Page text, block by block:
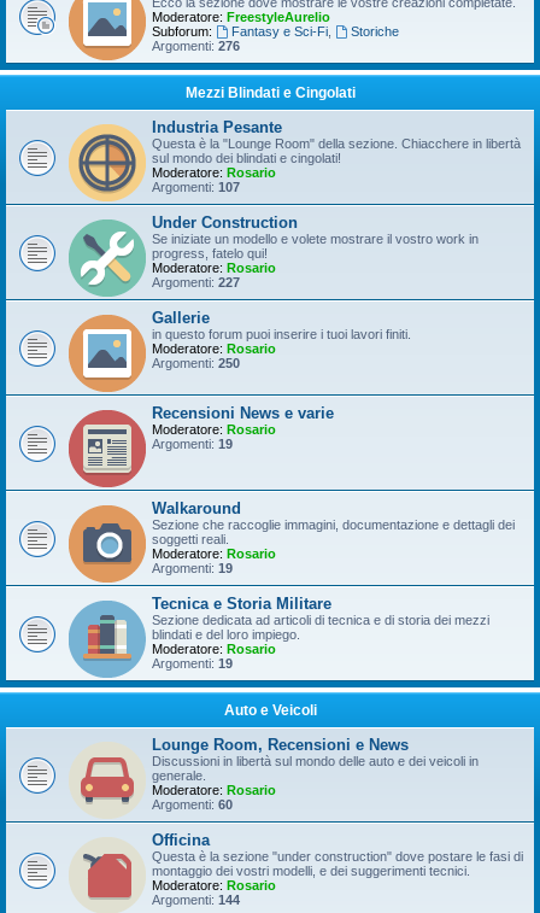
Moderatore: FreestyleAurelio
Subforum:
Fantasy e Sci-Fi,
Storiche
Argomenti: 276
Mezzi Blindati e Cingolati
Industria Pesante
Questa è la "Lounge Room" della sezione. Chiacchere in libertà
sul mondo dei blindati e cingolati!
Moderatore: Rosario
Argomenti: 107
Under Construction
Se iniziate un modello e volete mostrare il vostro work in
progress, fatelo qui!
Moderatore: Rosario
Argomenti: 227
Gallerie
in questo forum puoi inserire i tuoi lavori finiti.
Moderatore: Rosario
Argomenti: 250
Recensioni News e varie
Moderatore: Rosario
Argomenti: 19
Walkaround
Sezione che raccoglie immagini, documentazione e dettagli dei
soggetti reali.
Moderatore: Rosario
Argomenti: 19
Tecnica e Storia Militare
Sezione dedicata ad articoli di tecnica e di storia dei mezzi
blindati e del loro impiego.
Moderatore: Rosario
Argomenti: 19
Auto e Veicoli
Lounge Room, Recensioni e News
Discussioni in libertà sul mondo delle auto e dei veicoli in
generale.
Moderatore: Rosario
Argomenti: 60
Officina
Questa è la sezione "under construction" dove postare le fasi di
montaggio dei vostri modelli, e dei suggerimenti tecnici.
Moderatore: Rosario
Argomenti: 144